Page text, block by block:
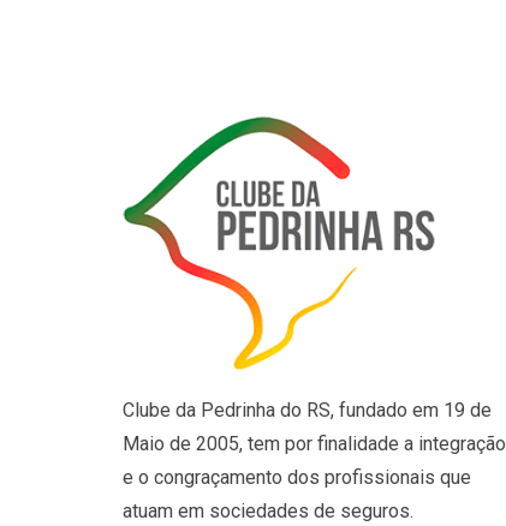
Clube da Pedrinha do RS, fundado em 19 de
Maio de 2005, tem por finalidade a integração
e o congraçamento dos profissionais que
atuam em sociedades de seguros.